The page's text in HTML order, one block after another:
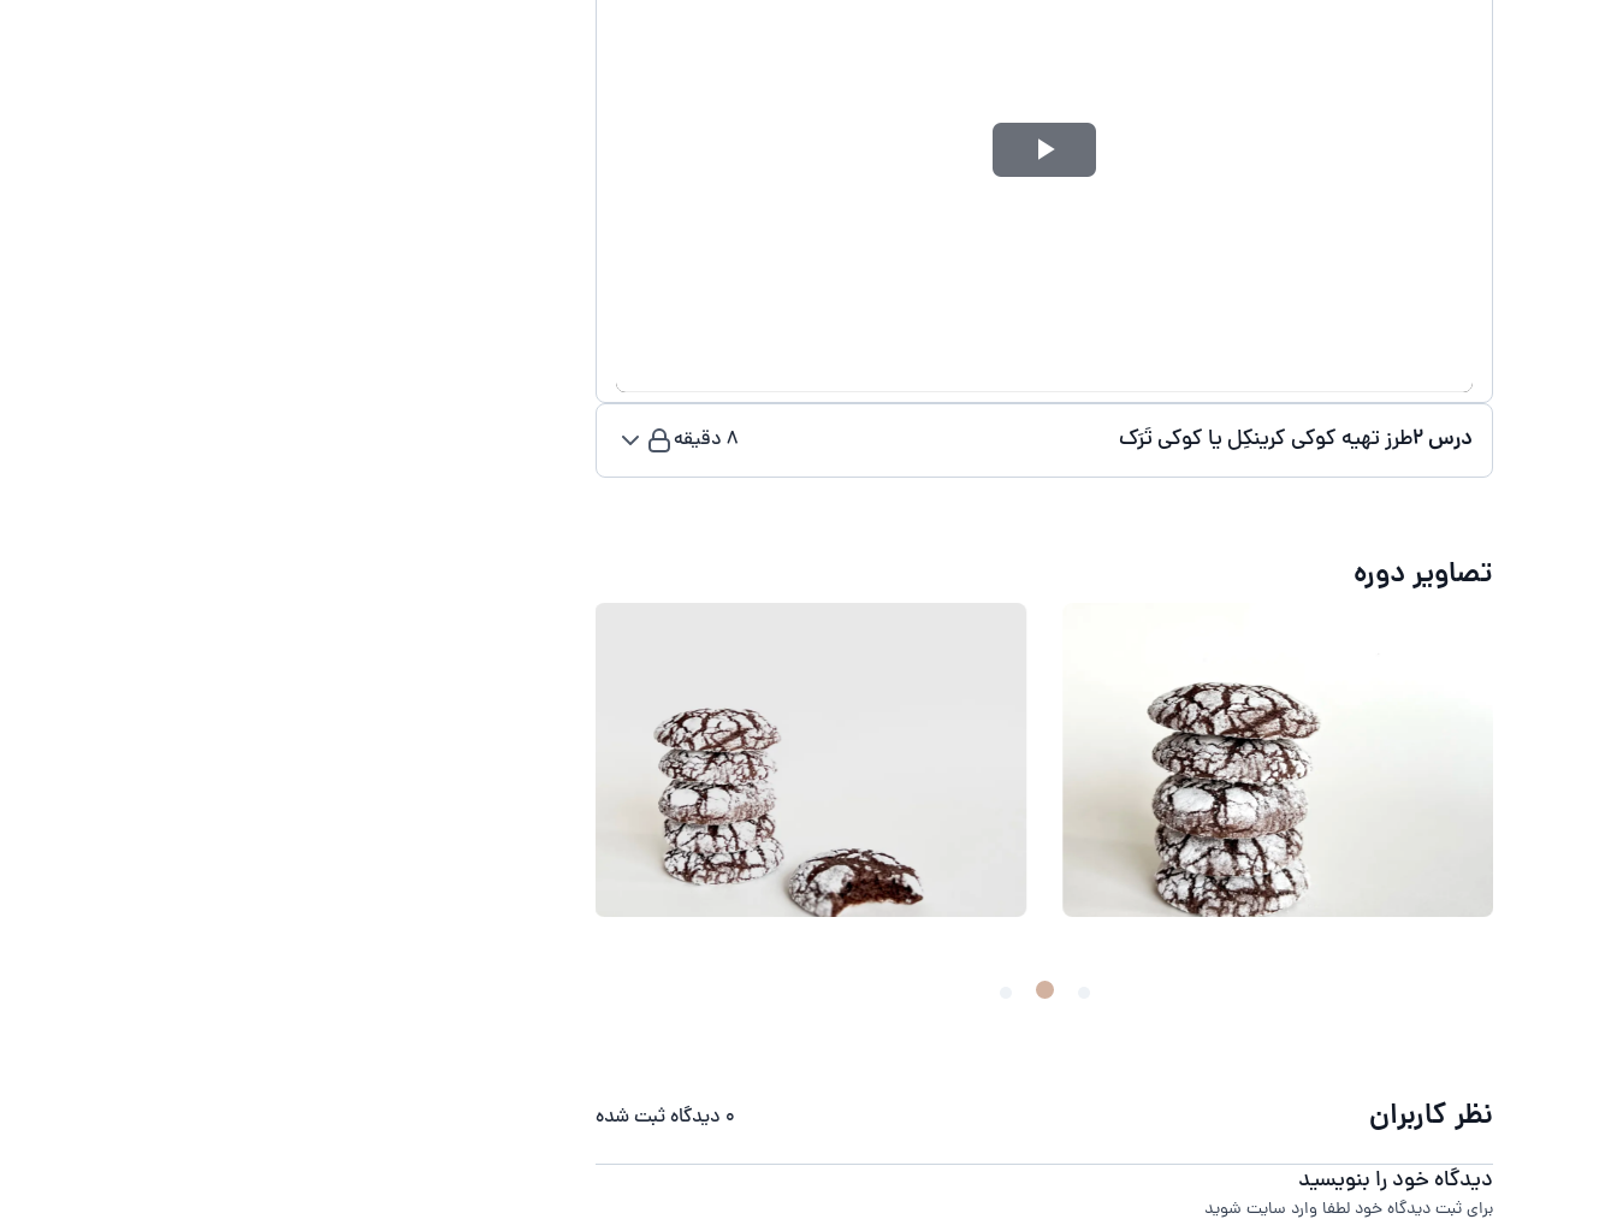
Play
درس 2 طرز تهیه کوکی کرینکِل یا کوکی تَرَک 8 دقیقه
تصاویر دوره
نظر کاربران 0 دیدگاه ثبت شده
دیدگاه خود را بنویسید
برای ثبت دیدگاه خود لطفا وارد سایت شوید